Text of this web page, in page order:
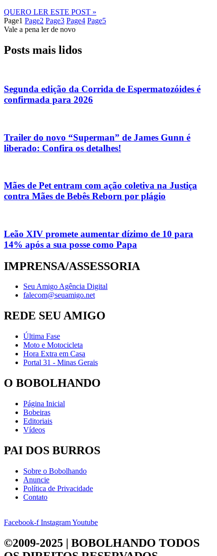
QUERO LER ESTE POST »
Page1 Page2 Page3 Page4 Page5
Vale a pena ler de novo
Posts mais lidos
Segunda edição da Corrida de Espermatozóides é
confirmada para 2026
Trailer do novo “Superman” de James Gunn é
liberado: Confira os detalhes!
Mães de Pet entram com ação coletiva na Justiça
contra Mães de Bebês Reborn por plágio
Leão XIV promete aumentar dízimo de 10 para
14% após a sua posse como Papa
IMPRENSA/ASSESSORIA
Seu Amigo Agência Digital
falecom@seuamigo.net
REDE SEU AMIGO
Última Fase
Moto e Motocicleta
Hora Extra em Casa
Portal 31 - Minas Gerais
O BOBOLHANDO
Página Inicial
Bobeiras
Editoriais
Vídeos
PAI DOS BURROS
Sobre o Bobolhando
Anuncie
Política de Privacidade
Contato
Facebook-f InstagramYoutube
©2009-2025 | BOBOLHANDO TODOS